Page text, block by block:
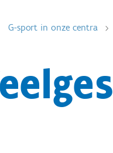
G-sport in onze centra